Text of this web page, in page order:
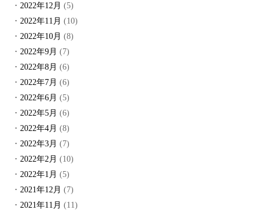
2022年12月 (5)
2022年11月 (10)
2022年10月 (8)
2022年9月 (7)
2022年8月 (6)
2022年7月 (6)
2022年6月 (5)
2022年5月 (6)
2022年4月 (8)
2022年3月 (7)
2022年2月 (10)
2022年1月 (5)
2021年12月 (7)
2021年11月 (11)